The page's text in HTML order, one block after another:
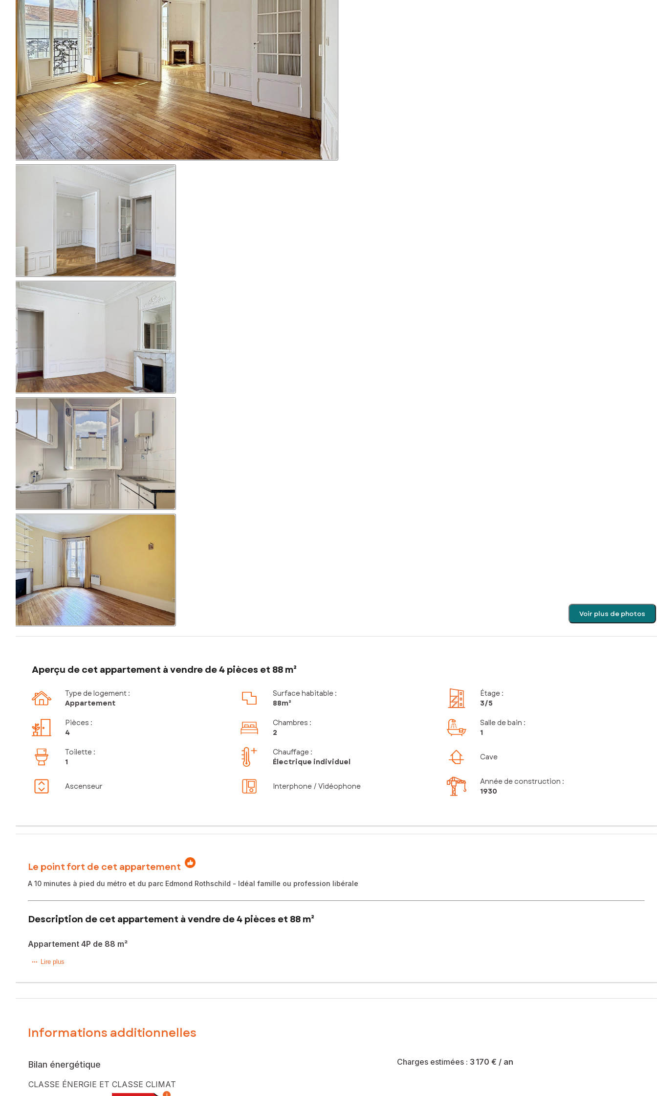
Voir plus de photos
Aperçu de cet appartement à vendre de 4 pièces et 88 m²
Type de logement :
Appartement
Surface habitable :
88m²
Étage :
3/5
Pièces :
4
Chambres :
2
Salle de bain :
1
Toilette :
1
Chauffage :
Électrique individuel
Cave
Ascenseur Interphone / Vidéophone
Année de construction :
1930
Le point fort de cet appartement
A 10 minutes à pied du métro et du parc Edmond Rothschild - Idéal famille ou profession libérale
Description de cet appartement à vendre de 4 pièces et 88 m²
Appartement 4P de 88 m²
Julie CORDAT vous présente, en plein cœur de ville à Boulogne-Billancourt, secteur "Boulogne Nord",
A 10 minutes du métro Jean Jaurès et 8 minutes du parc Edmond de Rothschild,
Au 3ème étage d'un immeuble bourgeois à taille humaine de 5 étages avec ascenseur,
Un couloir dessert deux grandes chambres au calme sur cour, une salle de bains et des WC indépendants.
Le DPE actuel en lettre G bénéficie d'un DPE projeté en lettre D.
Le dossier travaux peut être transmis sur demande.
? Les atouts :
Lire plus
Informations additionnelles
Bilan énergétique
CLASSE ÉNERGIE ET CLASSE CLIMAT
Charges estimées : 3 170 € / an